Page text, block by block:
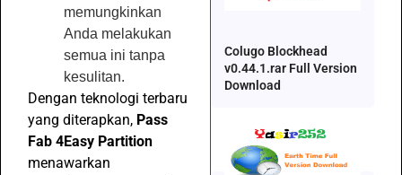
memungkinkan
Anda melakukan
semua ini tanpa
kesulitan.
Dengan teknologi terbaru
yang diterapkan, Pass
Fab 4Easy Partition
menawarkan
Colugo Blockhead
v0.44.1.rar Full Version
Download